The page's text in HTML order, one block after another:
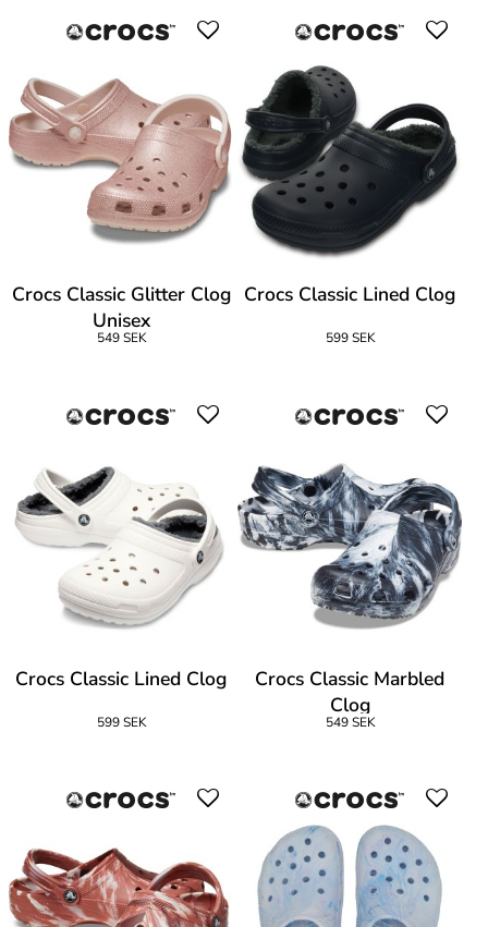
Crocs Classic Glitter Clog
Unisex
549 SEK
Crocs Classic Lined Clog
599 SEK
Crocs Classic Lined Clog
599 SEK
Crocs Classic Marbled
Clog
549 SEK